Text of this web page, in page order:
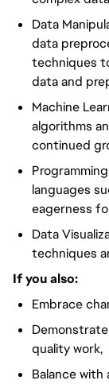
Data
data
techniques
data and
Machine
algorithms
continued
languages
eagerness
Data
techniques
If you also:
Embrace
quality work,
Balance